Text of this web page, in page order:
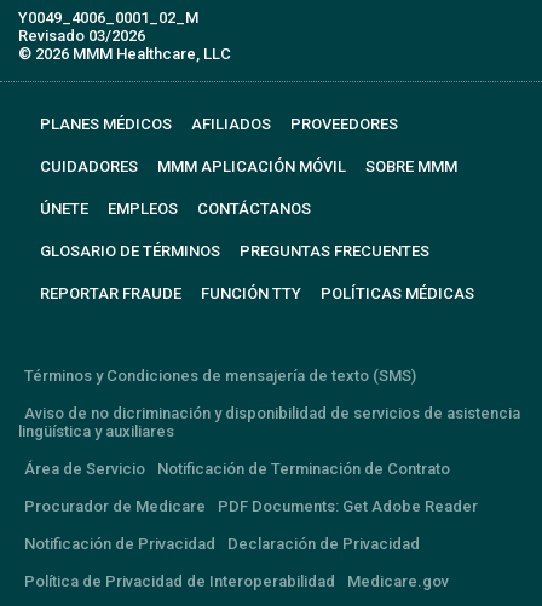
Y0049_4006_0001_02_M
Revisado 03/2026
© 2026 MMM Healthcare, LLC
PLANES MÉDICOS AFILIADOS PROVEEDORES
CUIDADORES MMM APLICACIÓN MÓVIL SOBRE MMM
ÚNETE EMPLEOS CONTÁCTANOS
GLOSARIO DE TÉRMINOS PREGUNTAS FRECUENTES
REPORTAR FRAUDE FUNCIÓN TTY POLÍTICAS MÉDICAS
Términos y Condiciones de mensajería de texto (SMS)
Aviso de no dicriminación y disponibilidad de servicios de asistencia
lingüística y auxiliares
Área de Servicio Notificación de Terminación de Contrato
Procurador de Medicare PDF Documents: Get Adobe Reader
Notificación de Privacidad Declaración de Privacidad
Política de Privacidad de Interoperabilidad Medicare.gov